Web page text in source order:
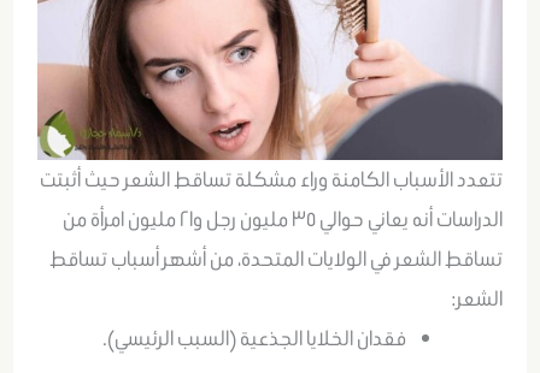
تتعدد الأسباب الكامنة وراء مشكلة تساقط الشعر حيث أثبتت
الدراسات أنه يعاني حوالي ٣٥ مليون رجل و٢١ مليون امرأة من
تساقط الشعر في الولايات المتحدة، من أشهر أسباب تساقط
الشعر:
فقدان الخلايا الجذعية (السبب الرئيسي).